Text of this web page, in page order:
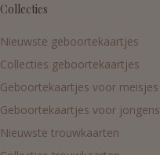
Collecties
Nieuwste geboortekaartjes
Collecties geboortekaartjes
Geboortekaartjes voor meisjes
Geboortekaartjes voor jongens
Nieuwste trouwkaarten